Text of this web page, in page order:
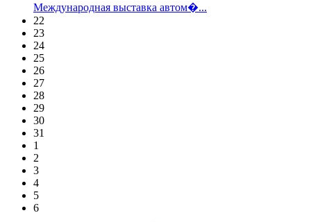
Международная выставка автом�...
22
23
24
25
26
27
28
29
30
31
1
2
3
4
5
6